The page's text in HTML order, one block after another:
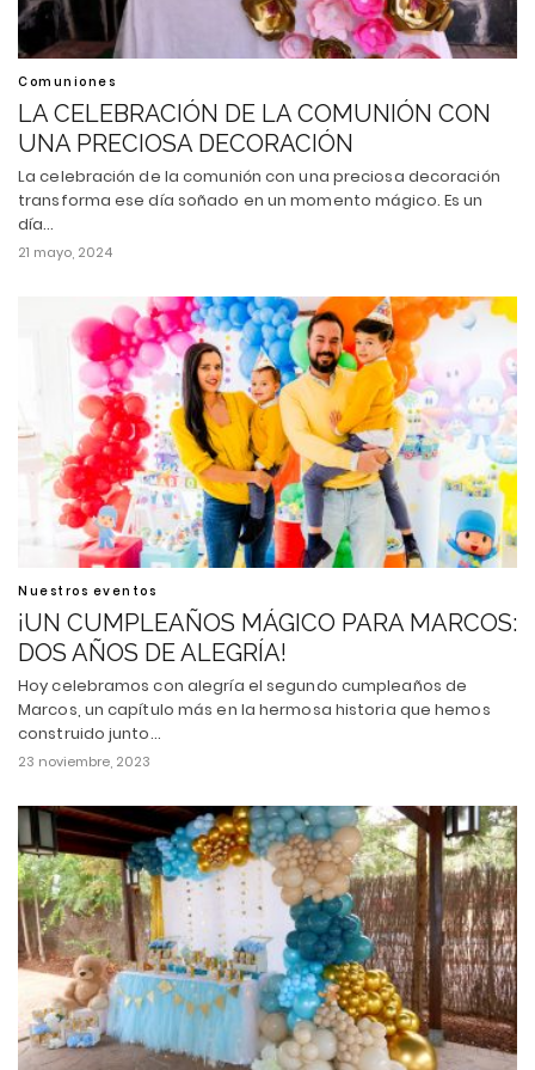
Comuniones
LA CELEBRACIÓN DE LA COMUNIÓN CON
UNA PRECIOSA DECORACIÓN
La celebración de la comunión con una preciosa decoración
transforma ese día soñado en un momento mágico. Es un
día…
21 mayo, 2024
Nuestros eventos
¡UN CUMPLEAÑOS MÁGICO PARA MARCOS:
DOS AÑOS DE ALEGRÍA!
Hoy celebramos con alegría el segundo cumpleaños de
Marcos, un capítulo más en la hermosa historia que hemos
construido junto…
23 noviembre, 2023